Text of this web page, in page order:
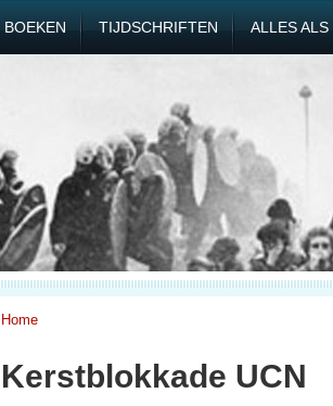
BOEKEN TIJDSCHRIFTEN ALLES ALS
Home
Kerstblokkade UCN